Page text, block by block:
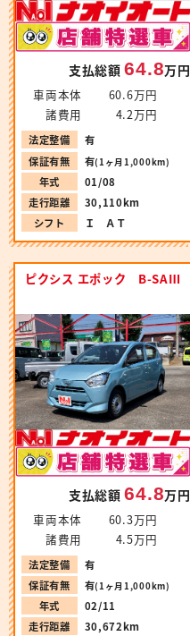
支払総額64.8万円
車両本体
60.6万円
諸費用
4.2万円
法定整備
有
保証有無
有(1ヶ月1,000km)
年式
01/08
走行距離
30,110km
シフト
Ｉ ＡＴ
ピクシス エポック B-SAⅢ
支払総額64.8万円
車両本体
60.3万円
諸費用
4.5万円
法定整備
有
保証有無
有(1ヶ月1,000km)
年式
02/11
走行距離
30,672km